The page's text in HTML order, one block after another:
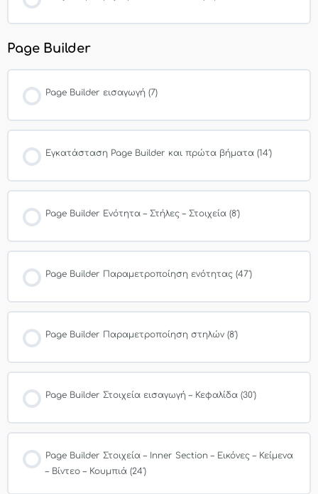
Page Builder
Page Builder εισαγωγή (7)
Εγκατάσταση Page Builder και πρώτα βήματα (14′)
Page Builder Ενότητα – Στήλες – Στοιχεία (8′)
Page Builder Παραμετροποίηση ενότητας (47′)
Page Builder Παραμετροποίηση στηλών (8′)
Page Builder Στοιχεία εισαγωγή – Κεφαλίδα (30′)
Page Builder Στοιχεία – Inner Section – Εικόνες – Κείμενα
– Βίντεο – Κουμπιά (24′)